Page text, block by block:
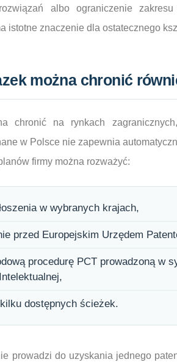
albo ograniczenie
istotne znaczenie dla ostatecznego
można chronić
chronić na rynkach
w Polsce nie zapewnia
firmy można rozważyć:
w wybranych krajach,
przed Europejskim Urzędem
procedurę PCT prowadzoną w
kilku dostępnych ścieżek.
prowadzi do uzyskania jednego